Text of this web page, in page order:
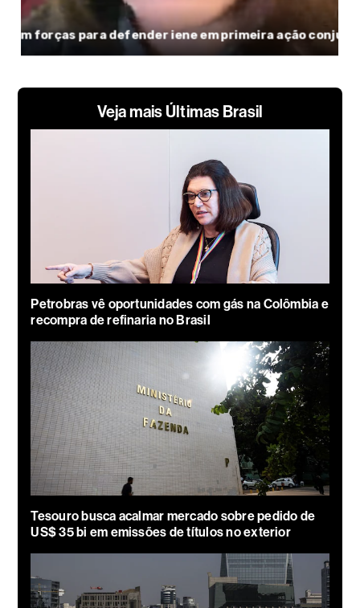
Veja mais Últimas Brasil
Petrobras vê oportunidades com gás na Colômbia e
recompra de refinaria no Brasil
Tesouro busca acalmar mercado sobre pedido de
US$ 35 bi em emissões de títulos no exterior